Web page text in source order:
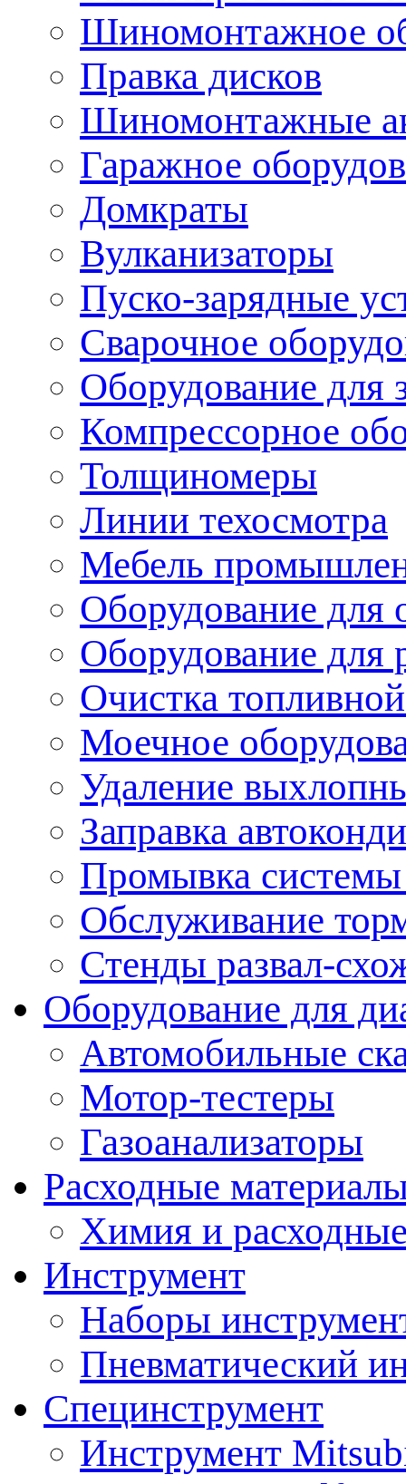
Шиномонтажное
Правка дисков
Шиномонтажные
Гаражное
Домкраты
Вулканизаторы
Пуско-зарядные
Сварочное
Оборудование для
Компрессорное
Толщиномеры
Линии техосмотра
Мебель
Оборудование для
Оборудование для
Очистка
Моечное
Удаление
Заправка
Промывка
Обслуживание
Стенды развал-
Оборудование для
Автомобильные
Мотор-тестеры
Газоанализаторы
Расходные
Химия и
Инструмент
Наборы
Пневматический
Специнструмент
Инструмент